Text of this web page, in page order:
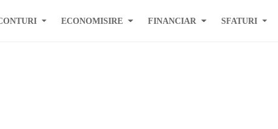
ECONOMISIRE FINANCIAR SFATURI